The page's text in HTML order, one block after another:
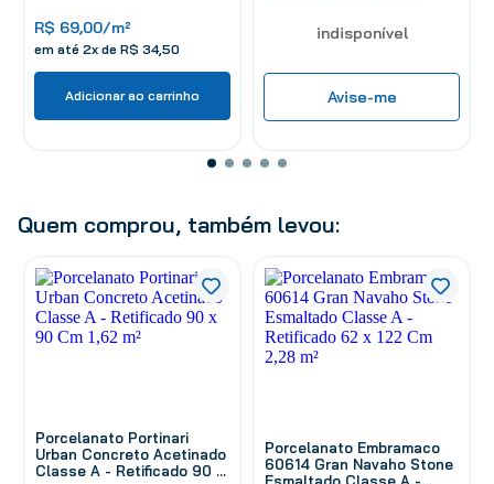
R$ 69,00/m²
em até 2x de R$ 34,50
Adicionar ao carrinho
indisponível
Avise-me
Quem comprou, também levou:
Porcelanato Portinari
Urban Concreto Acetinado
Classe A - Retificado 90 x
Porcelanato Embramaco
60614 Gran Navaho Stone